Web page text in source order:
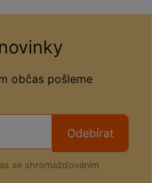
občas pošleme
Odebírat
se shromažďováním